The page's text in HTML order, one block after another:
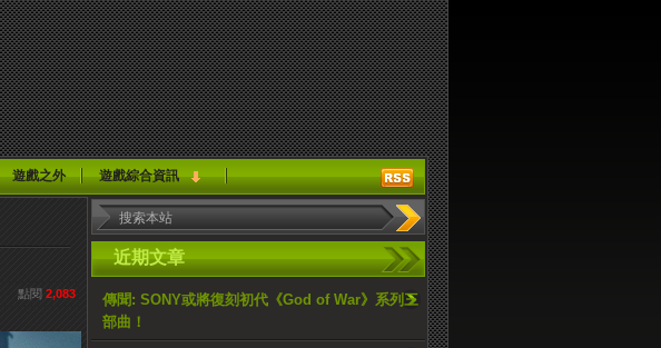
遊戲之外 遊戲綜合資訊
近期文章
傳聞: SONY或將復刻初代《God of War》系列三
部曲！
點閱 2,083